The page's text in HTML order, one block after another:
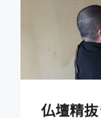
仏壇精